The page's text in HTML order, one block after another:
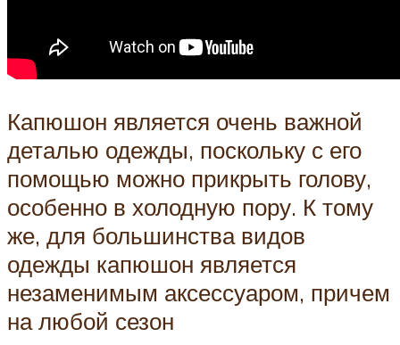
Капюшон является очень важной
деталью одежды, поскольку с его
помощью можно прикрыть голову,
особенно в холодную пору. К тому
же, для большинства видов
одежды капюшон является
незаменимым аксессуаром, причем
на любой сезон